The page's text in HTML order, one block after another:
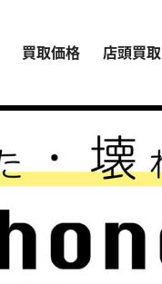
買取価格 店頭買取